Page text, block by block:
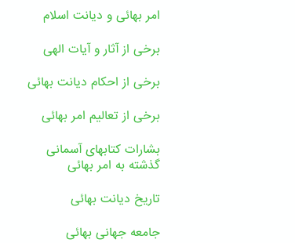
امر بهائی و دیانت اسلام
برخی از آثار و آیات الهی
برخی از احکام دیانت بهائی
برخی از تعالیم امر بهائی
بشارات کتابهای آسمانی
گذشته به امر بهائی
تاریخ دیانت بهائی
جامعه جهانی بهائی